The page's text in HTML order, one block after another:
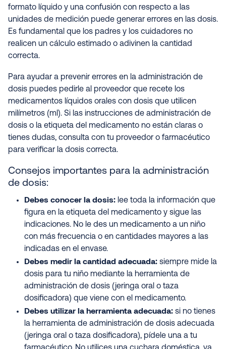
formato líquido y una confusión con respecto a las
unidades de medición puede generar errores en las dosis.
Es fundamental que los padres y los cuidadores no
realicen un cálculo estimado o adivinen la cantidad
correcta.
Para ayudar a prevenir errores en la administración de
dosis puedes pedirle al proveedor que recete los
medicamentos líquidos orales con dosis que utilicen
milímetros (ml). Si las instrucciones de administración de
dosis o la etiqueta del medicamento no están claras o
tienes dudas, consulta con tu proveedor o farmacéutico
para verificar la dosis correcta.
Consejos importantes para la administración
de dosis:
Debes conocer la dosis: lee toda la información que
figura en la etiqueta del medicamento y sigue las
indicaciones. No le des un medicamento a un niño
con más frecuencia o en cantidades mayores a las
indicadas en el envase.
Debes medir la cantidad adecuada: siempre mide la
dosis para tu niño mediante la herramienta de
administración de dosis (jeringa oral o taza
dosificadora) que viene con el medicamento.
Debes utilizar la herramienta adecuada: si no tienes
la herramienta de administración de dosis adecuada
(jeringa oral o taza dosificadora), pídele una a tu